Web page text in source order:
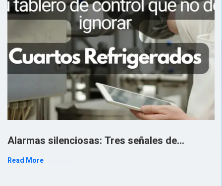
Alarmas silenciosas: Tres señales de…
Read More